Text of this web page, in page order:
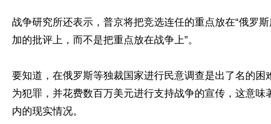
战争研究所还表示，普京将把竞选连任的重点放在“俄罗
加的批评上，而不是把重点放在战争上”。
要知道，在俄罗斯等独裁国家进行民意调查是出了名的困
为犯罪，并花费数百万美元进行支持战争的宣传，这意味
内的现实情况。